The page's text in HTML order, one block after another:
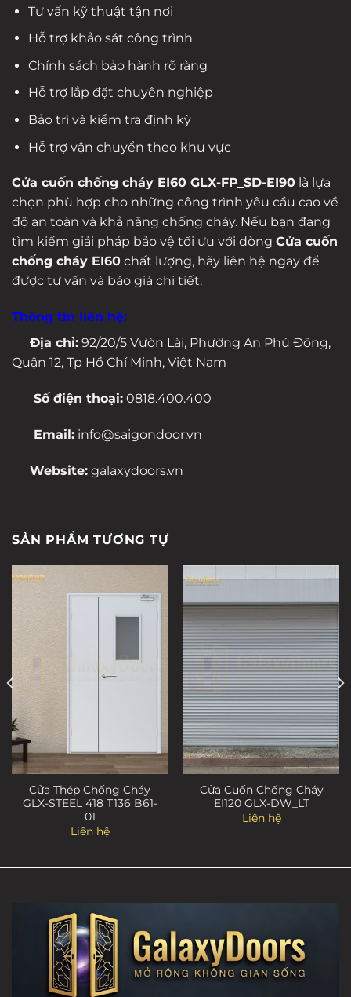
Tư vấn kỹ thuật tận nơi
Hỗ trợ khảo sát công trình
Chính sách bảo hành rõ ràng
Hỗ trợ lắp đặt chuyên nghiệp
Bảo trì và kiểm tra định kỳ
Hỗ trợ vận chuyển theo khu vực
Cửa cuốn chống cháy EI60 GLX-FP_SD-EI90 là lựa
chọn phù hợp cho những công trình yêu cầu cao về
độ an toàn và khả năng chống cháy. Nếu bạn đang
tìm kiếm giải pháp bảo vệ tối ưu với dòng Cửa cuốn
chống cháy EI60 chất lượng, hãy liên hệ ngay để
được tư vấn và báo giá chi tiết.
Thông tin liên hệ:
Địa chỉ: 92/20/5 Vườn Lài, Phường An Phú Đông,
Quận 12, Tp Hồ Chí Minh, Việt Nam
Số điện thoại: 0818.400.400
Email: info@saigondoor.vn
Website: galaxydoors.vn
SẢN PHẨM TƯƠNG TỰ
Cửa Thép Chống Cháy
GLX-STEEL 418 T136 B61-
01
Liên hệ
Cửa Cuốn Chống Cháy
EI120 GLX-DW_LT
Liên hệ